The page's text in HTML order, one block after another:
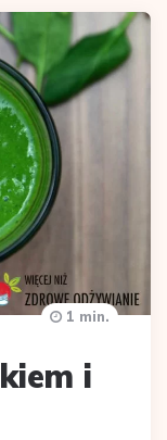
i
1 min.